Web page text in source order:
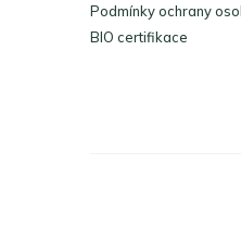
Podmínky ochrany
BIO certifikace